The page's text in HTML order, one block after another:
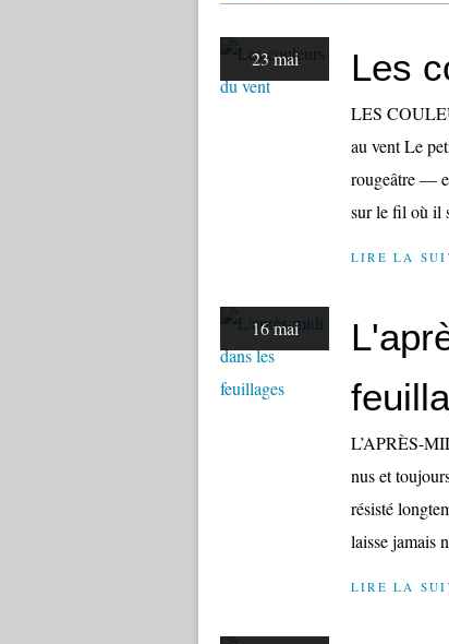
23 mai Les
LES
au vent Le
rougeâtre —
sur le fil où il
LIRE LA
16 mai
L’APRÈS-
nus et
résisté
laisse jamais
LIRE LA